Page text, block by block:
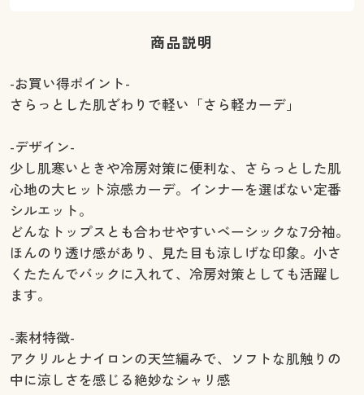
商品説明
-お買い得ポイント-
さらっとした肌ざわりで軽い「さら軽カーデ」
-デザイン-
少し肌寒いときや冷房対策に便利な、さらっとした肌
心地の大ヒット涼感カーデ。インナーを選ばない定番
シルエット。
どんなトップスとも合わせやすいベーシックな7分袖。
ほんのり透け感があり、見た目も涼しげな印象。小さ
くたたんでバックに入れて、冷房対策としても活躍し
ます。
-素材特徴-
アクリルとナイロンの天竺編みで、ソフトな肌触りの
中に涼しさを感じる絶妙なシャリ感